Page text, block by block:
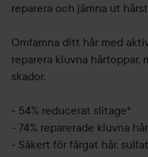
reparera och jämna ut
Omfamna ditt hår med
reparera kluvna hårtoppar,
skador.
- 54% reducerat slitage*
- 74% reparerade kluvna
- Säkert för färgat hår,